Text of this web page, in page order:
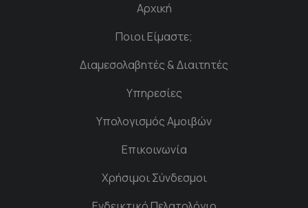
Αρχική
Ποιοι Είμαστε;
Διαμεσολαβητές & Διαιτητές
Υπηρεσίες
Υπολογισμός Αμοιβών
Επικοινωνία
Χρήσιμοι Σύνδεσμοι